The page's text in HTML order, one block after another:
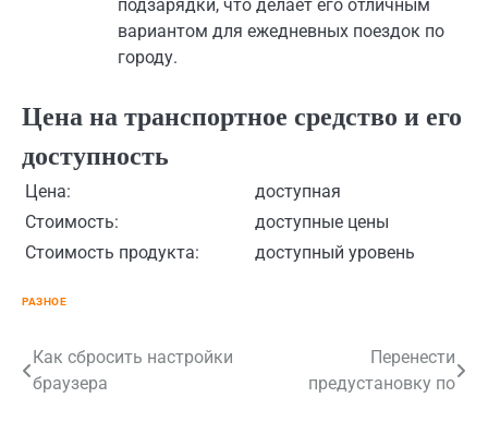
подзарядки, что делает его отличным
вариантом для ежедневных поездок по
городу.
Цена на транспортное средство и его
доступность
Цена:
доступная
Стоимость:
доступные цены
Стоимость продукта:
доступный уровень
РАЗНОЕ
Навигация
по
Как сбросить настройки
браузера
Перенести
предустановку по